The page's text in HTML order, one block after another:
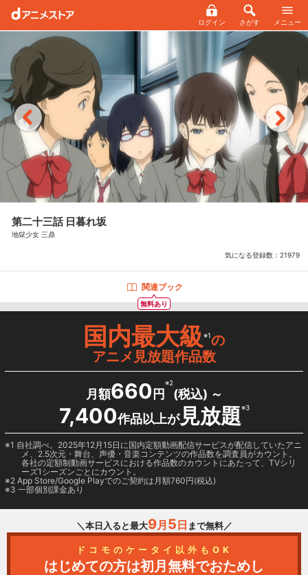
ログイン さがす メニュー
第二十三話 日暮れ坂
地獄少女 三鼎
気になる登録数： 21979
無料あり
関連ブック
国内最大級※1の
アニメ見放題作品数
月額660 円
※2
(税込) ～
7,400作品以上が見放題※3
1 自社調べ。2025年12月15日に国内定額動画配信サービスが配信していたアニ
メ、2.5次元・舞台、声優・音楽コンテンツの作品数を調査員がカウント。
各社の定額制動画サービスにおける作品数のカウントにあたって、TVシリ
ーズ1シーズンごとにカウント。
2 App Store/Google Playでのご契約は月額760円(税込)
3 一部個別課金あり
＼本日入ると最大9月 5 日 まで無料／
ドコモのケータイ以外もOK
はじめての方は初月無料でおためし